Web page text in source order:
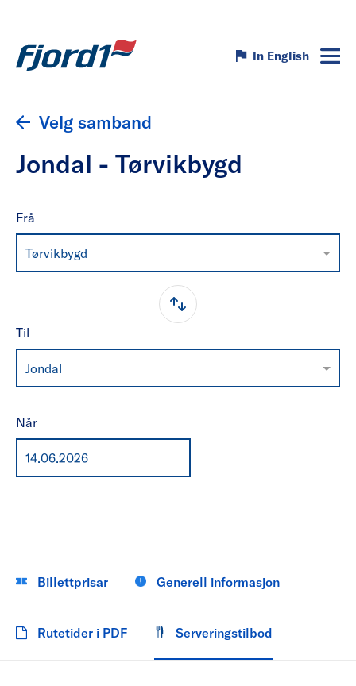
In English
Velg samband
Jondal - Tørvikbygd
Frå
Tørvikbygd
Til
Jondal
Når
Billettprisar Generell informasjon
Rutetider i PDF Serveringstilbod